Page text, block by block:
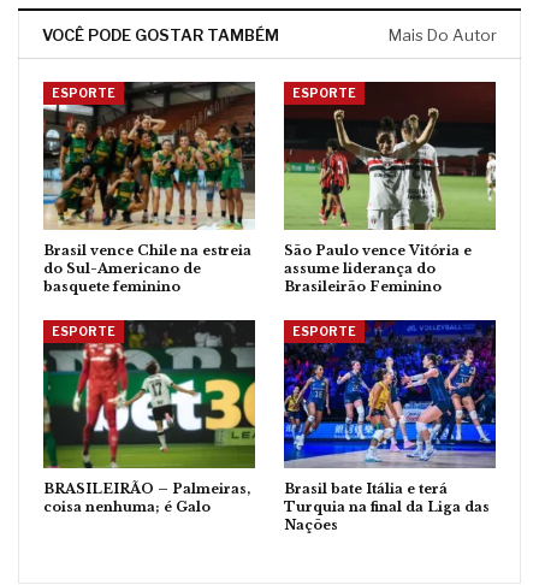
VOCÊ PODE GOSTAR TAMBÉM Mais Do Autor
ESPORTE
Brasil vence Chile na estreia
do Sul-Americano de
basquete feminino
ESPORTE
São Paulo vence Vitória e
assume liderança do
Brasileirão Feminino
ESPORTE
BRASILEIRÃO – Palmeiras,
coisa nenhuma; é Galo
ESPORTE
Brasil bate Itália e terá
Turquia na final da Liga das
Nações